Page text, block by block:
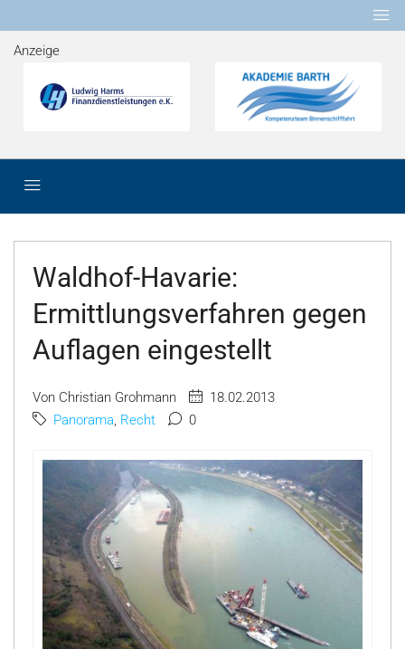
Anzeige
Waldhof-Havarie:
Ermittlungsverfahren gegen
Auflagen eingestellt
Von Christian Grohmann
18.02.2013
Panorama, Recht 0